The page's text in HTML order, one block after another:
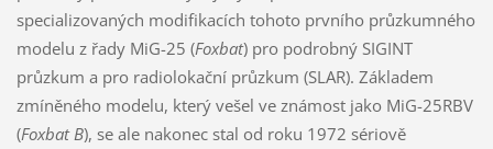
specializovaných modifikacích tohoto prvního průzkumného
modelu z řady MiG-25 (Foxbat) pro podrobný SIGINT
průzkum a pro radiolokační průzkum (SLAR). Základem
zmíněného modelu, který vešel ve známost jako MiG-25RBV
(Foxbat B), se ale nakonec stal od roku 1972 sériově